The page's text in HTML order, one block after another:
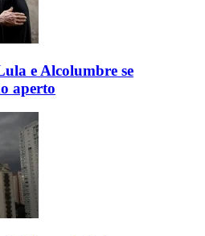
e Alcolumbre se
aperto